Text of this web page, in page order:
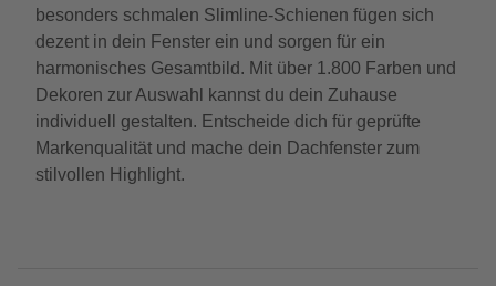
besonders schmalen Slimline-Schienen fügen sich
dezent in dein Fenster ein und sorgen für ein
harmonisches Gesamtbild. Mit über 1.800 Farben und
Dekoren zur Auswahl kannst du dein Zuhause
individuell gestalten. Entscheide dich für geprüfte
Markenqualität und mache dein Dachfenster zum
stilvollen Highlight.